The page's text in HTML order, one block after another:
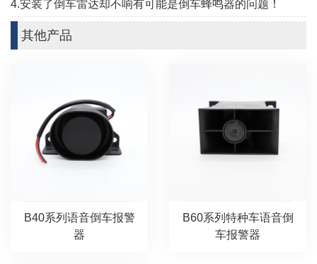
4.安装了倒车雷达却不响有可能是倒车蜂鸣器的问题！
其他产品
B40系列语音倒车报警
器
B60系列特种车语音倒
车报警器